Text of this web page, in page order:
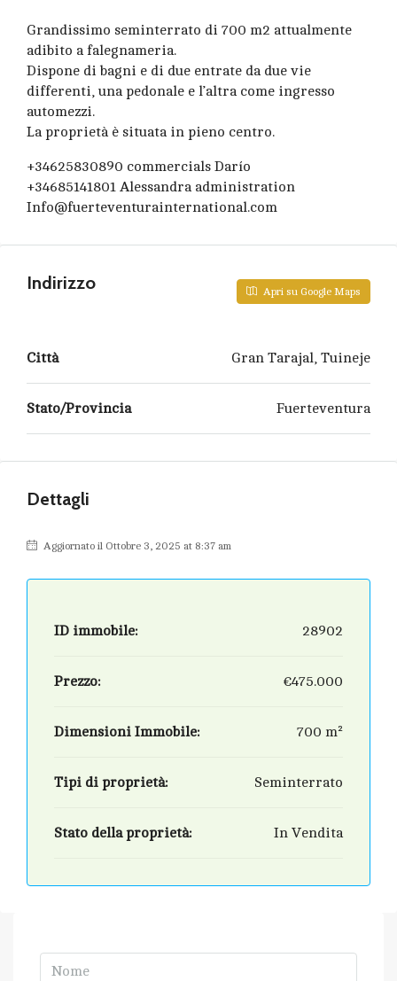
Grandissimo seminterrato di 700 m2 attualmente
adibito a falegnameria.
Dispone di bagni e di due entrate da due vie
differenti, una pedonale e l’altra come ingresso
automezzi.
La proprietà è situata in pieno centro.
+34625830890 commercials Darío
+34685141801 Alessandra administration
Info@fuerteventurainternational.com
Indirizzo Apri su Google Maps
Città Gran Tarajal, Tuineje
Stato/Provincia Fuerteventura
Dettagli
Aggiornato il Ottobre 3, 2025 at 8:37 am
ID immobile: 28902
Prezzo: €475.000
Dimensioni Immobile: 700 m²
Tipi di proprietà: Seminterrato
Stato della proprietà: In Vendita